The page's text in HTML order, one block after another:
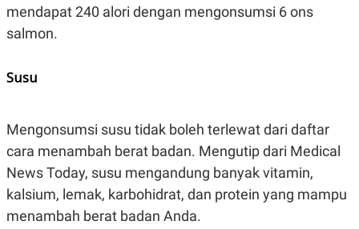
mendapat 240 alori dengan mengonsumsi 6 ons
salmon.
Susu
Mengonsumsi susu tidak boleh terlewat dari daftar
cara menambah berat badan. Mengutip dari Medical
News Today, susu mengandung banyak vitamin,
kalsium, lemak, karbohidrat, dan protein yang mampu
menambah berat badan Anda.